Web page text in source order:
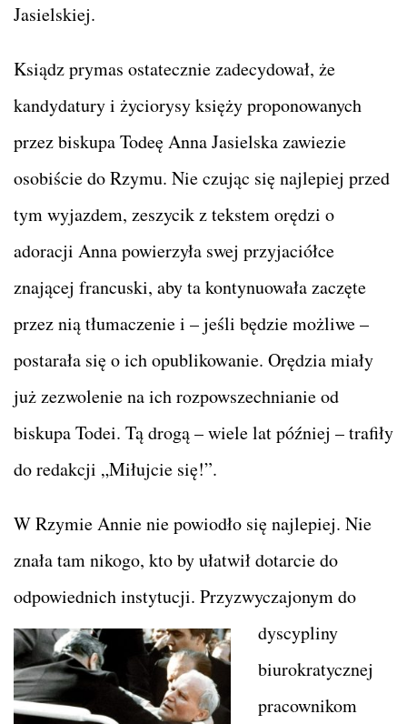
Jasielskiej.
Ksiądz prymas ostatecznie zadecydował, że
kandydatury i życiorysy księży proponowanych
przez biskupa Todeę Anna Jasielska zawiezie
osobiście do Rzymu. Nie czując się najlepiej przed
tym wyjazdem, zeszycik z tekstem orędzi o
adoracji Anna powierzyła swej przyjaciółce
znającej francuski, aby ta kontynuowała zaczęte
przez nią tłumaczenie i – jeśli będzie możliwe –
postarała się o ich opublikowanie. Orędzia miały
już zezwolenie na ich rozpowszechnianie od
biskupa Todei. Tą drogą – wiele lat później – trafiły
do redakcji „Miłujcie się!”.
W Rzymie Annie nie powiodło się najlepiej. Nie
znała tam nikogo, kto by ułatwił dotarcie do
odpowiednich instytucji. Przyzwyczajonym do
dyscypliny
biurokratycznej
pracownikom